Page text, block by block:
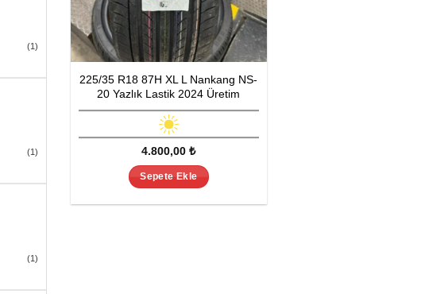
(1)
(1)
(1)
225/35 R18 87H XL L Nankang NS-
20 Yazlık Lastik 2024 Üretim
4.800,00₺
Sepete Ekle